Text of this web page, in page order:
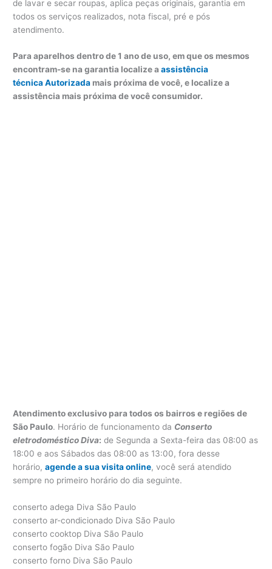
de lavar e secar roupas, aplica peças originais, garantia em
todos os serviços realizados, nota fiscal, pré e pós
atendimento.
Para aparelhos dentro de 1 ano de uso, em que os mesmos
encontram-se na garantia localize aassistência
técnica Autorizada mais próxima de você, e localize a
assistência mais próxima de você consumidor.
Atendimento exclusivo para todos os bairros e regiões de
São Paulo. Horário de funcionamento da Conserto
eletrodoméstico Diva: de Segunda a Sexta-feira das 08:00 as
18:00 e aos Sábados das 08:00 as 13:00, fora desse
horário,agende a sua visita online, você será atendido
sempre no primeiro horário do dia seguinte.
conserto adega Diva São Paulo
conserto ar-condicionado Diva São Paulo
conserto cooktop Diva São Paulo
conserto fogão Diva São Paulo
conserto forno Diva São Paulo